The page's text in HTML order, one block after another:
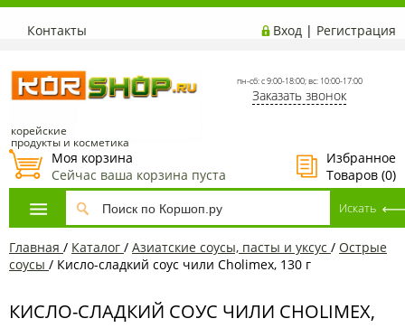
Контакты Вход | Регистрация
корейские
продукты и косметика
пн-сб: с 9:00-18:00; вс: 10:00-17:00
Заказать звонок
Избранное
Товаров (0)
Моя корзина
Сейчас ваша корзина пуста
Главная / Каталог / Азиатские соусы, пасты и уксус / Острые
соусы / Кисло-сладкий соус чили Cholimex, 130 г
КИСЛО-СЛАДКИЙ СОУС ЧИЛИ CHOLIMEX,